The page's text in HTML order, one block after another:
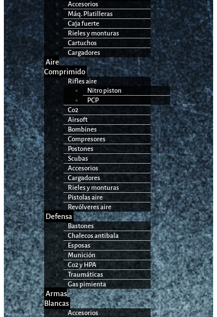
Accesorios
Máq. Platilleras
Caja fuerte
Rieles y monturas
Cartuchos
Cargadores
Aire
Comprimido
Rifles aire
Nitro piston
PCP
Co2
Airsoft
Bombines
Compresores
Postones
Scubas
Accesorios
Cargadores
Rieles y monturas
Pistolas aire
Revólveres aire
Defensa
Bastones
Chalecos antibala
Esposas
Munición
Co2 y HPA
Traumáticas
Gas pimienta
Armas
Blancas
Accesorios